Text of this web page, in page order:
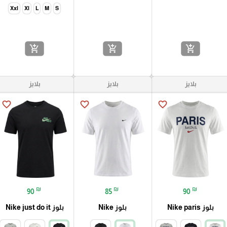
add_shopping_cart
add_shopping_cart
S
M
L
Xl
Xxl
add_shopping_cart
بلايز
favorite_border
90 ₪
بلوز Nike paris
بلايز
favorite_border
85 ₪
بلوز Nike
بلايز
favorite_border
90 ₪
بلوز Nike just do it